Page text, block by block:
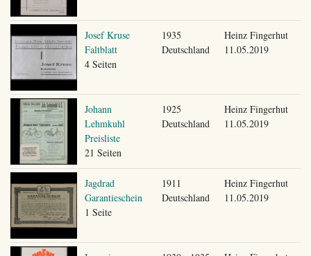
Josef Kruse
Faltblatt
4 Seiten
1935
Deutschland
Heinz Fingerhut
11.05.2019
Johann
Lehmkuhl
Preisliste
21 Seiten
1925
Deutschland
Heinz Fingerhut
11.05.2019
Jagdrad
Garantieschein
1 Seite
1911
Deutschland
Heinz Fingerhut
11.05.2019